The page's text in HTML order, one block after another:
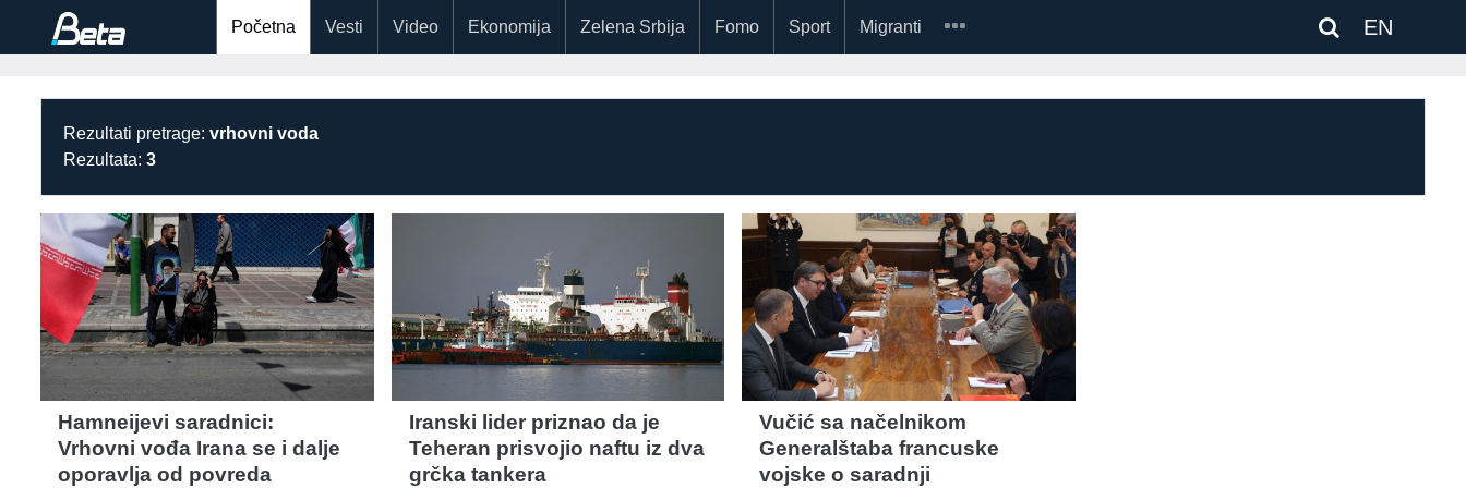
EN
Početna Vesti Video Ekonomija Zelena Srbija Fomo Sport Migranti
Rezultati pretrage: vrhovni voda
Rezultata: 3
Hamneijevi saradnici:
Vrhovni vođa Irana se i dalje
oporavlja od povreda
Iranski lider priznao da je
Teheran prisvojio naftu iz dva
grčka tankera
Vučić sa načelnikom
Generalštaba francuske
vojske o saradnji